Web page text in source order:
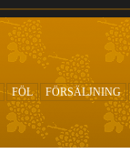
FÖL
FÖRSÄLJNING